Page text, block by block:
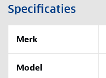
Specificaties
Merk
Model